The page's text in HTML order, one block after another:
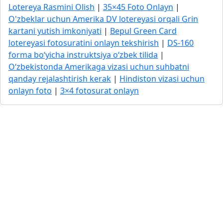
Lotereya Rasmini Olish | 35×45 Foto Onlayn |
O'zbeklar uchun Amerika DV lotereyasi orqali Grin
kartani yutish imkoniyati | Bepul Green Card
lotereyasi fotosuratini onlayn tekshirish | DS-160
forma bo‘yicha instruktsiya o‘zbek tilida |
O‘zbekistonda Amerikaga vizasi uchun suhbatni
qanday rejalashtirish kerak | Hindiston vizasi uchun
onlayn foto | 3×4 fotosurat onlayn